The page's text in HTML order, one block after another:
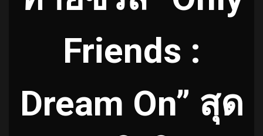
Friends :
Dream On” สุด